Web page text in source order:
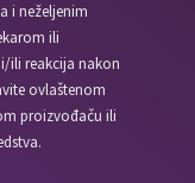
i neželjenim
ili
ili reakcija nakon
ovlaštenom
proizvođaču ili